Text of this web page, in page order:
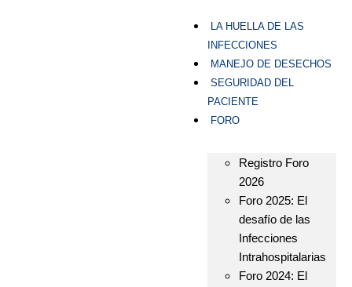
LA HUELLA DE LAS
INFECCIONES
MANEJO DE DESECHOS
SEGURIDAD DEL
PACIENTE
FORO
Registro Foro
2026
Foro 2025: El
desafío de las
Infecciones
Intrahospitalarias
Foro 2024: El